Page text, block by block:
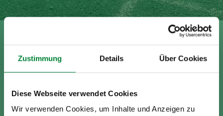
Zustimmung Details Über Cookies
Diese Webseite verwendet Cookies
Wir verwenden Cookies, um Inhalte und Anzeigen zu